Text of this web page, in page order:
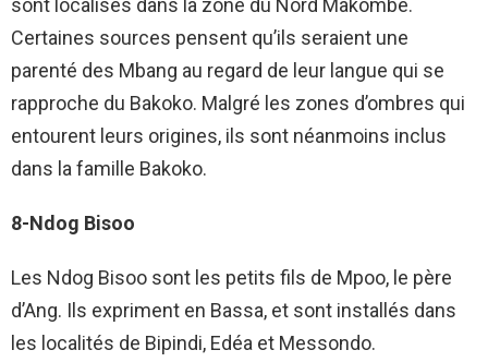
sont localisés dans la zone du Nord Makombé.
Certaines sources pensent qu’ils seraient une
parenté des Mbang au regard de leur langue qui se
rapproche du Bakoko. Malgré les zones d’ombres qui
entourent leurs origines, ils sont néanmoins inclus
dans la famille Bakoko.
8-Ndog Bisoo
Les Ndog Bisoo sont les petits fils de Mpoo, le père
d’Ang. Ils expriment en Bassa, et sont installés dans
les localités de Bipindi, Edéa et Messondo.